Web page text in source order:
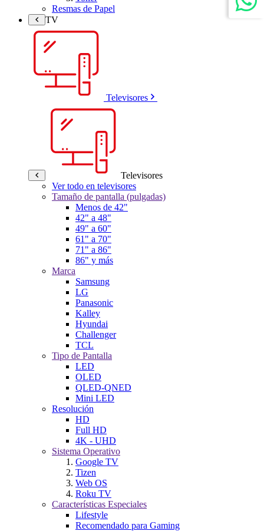
Resmas de Papel
TV
Televisores
Televisores
Ver todo en televisores
Tamaño de pantalla (pulgadas)
Menos de 42"
42" a 48"
49" a 60"
61" a 70"
71" a 86"
86" y más
Marca
Samsung
LG
Panasonic
Kalley
Hyundai
Challenger
TCL
Tipo de Pantalla
LED
OLED
QLED-QNED
Mini LED
Resolución
HD
Full HD
4K - UHD
Sistema Operativo
Google TV
Tizen
Web OS
Roku TV
Características Especiales
Lifestyle
Recomendado para Gaming